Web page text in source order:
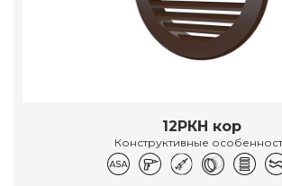
12РКН кор
Конструктивные